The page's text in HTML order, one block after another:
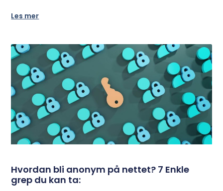
Les mer
Hvordan bli anonym på nettet? 7 Enkle
grep du kan ta: